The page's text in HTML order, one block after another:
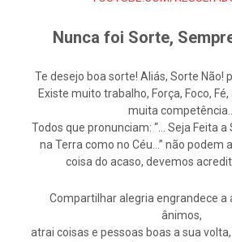
Nunca foi Sorte,
Te desejo boa sorte! Aliás, Sorte Não!
Existe muito trabalho, Força, Foco,
muita competência…
Todos que pronunciam: “… Seja Feita
na Terra como no Céu…” não podem
coisa do acaso, devemos
Compartilhar alegria engrandece a
ânimos,
atrai coisas e pessoas boas a sua